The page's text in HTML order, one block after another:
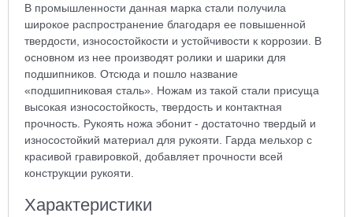
В промышленности данная марка стали получила
широкое распространение благодаря ее повышенной
твердости, износостойкости и устойчивости к коррозии. В
основном из нее производят ролики и шарики для
подшипников. Отсюда и пошло название
«подшипниковая сталь». Ножам из такой стали присуща
высокая износостойкость, твердость и контактная
прочность. Рукоять ножа эбонит - достаточно твердый и
износостойкий материал для рукояти. Гарда мельхор с
красивой гравировкой, добавляет прочности всей
конструкции рукояти.
Характеристики